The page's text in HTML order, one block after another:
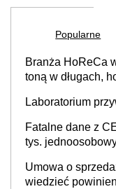
Popularne
Branża HoReCa
toną w długach,
Laboratorium
Fatalne dane z
tys.
Umowa o
wiedzieć powinien